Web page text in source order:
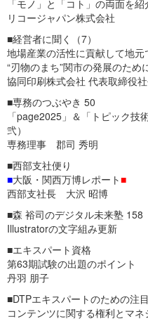
「モノ」と「コト」の両面を
リコージャパン株式会社
■経営者に聞く（7）
地場産業の活性に貢献して地
“刃物のまち”関市の発展のため
協同印刷株式会社 代表取締役
■専務のつぶやき 50
「page2025」＆「トピック
弐）
専務理事 郡司 秀明
■西部支社便り
■大阪・関西万博レポート■
西部支社長 大沢 昭博
■森 裕司のデジタル未来塾 158
Illustratorの文字組み更新
■エキスパート資格
第63期試験の出題のポイント
丹羽 朋子
■DTPエキスパートのための注
コンテンツに関する権利とマネ